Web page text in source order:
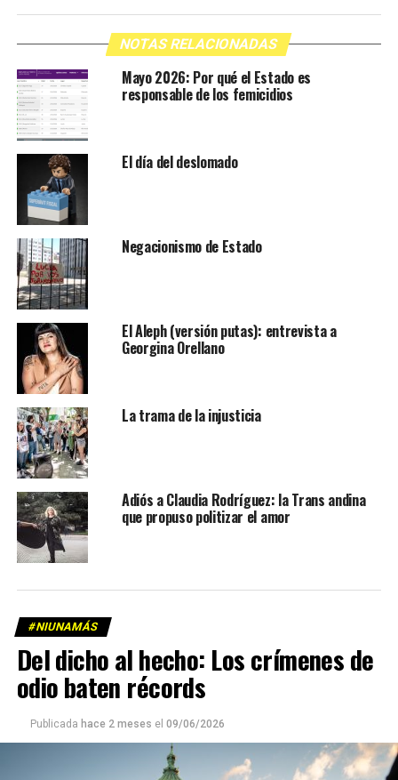
NOTAS RELACIONADAS
Mayo 2026: Por qué el Estado es
responsable de los femicidios
El día del deslomado
Negacionismo de Estado
El Aleph (versión putas): entrevista a
Georgina Orellano
La trama de la injusticia
Adiós a Claudia Rodríguez: la Trans andina
que propuso politizar el amor
#NIUNAMÁS
Del dicho al hecho: Los crímenes de
odio baten récords
Publicada hace 2 meses el 09/06/2026